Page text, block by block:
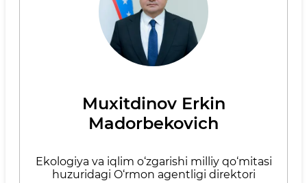
Muxitdinov Erkin
Madorbekovich
Ekologiya va iqlim o‘zgarishi milliy qo‘mitasi
huzuridagi O‘rmon agentligi direktori